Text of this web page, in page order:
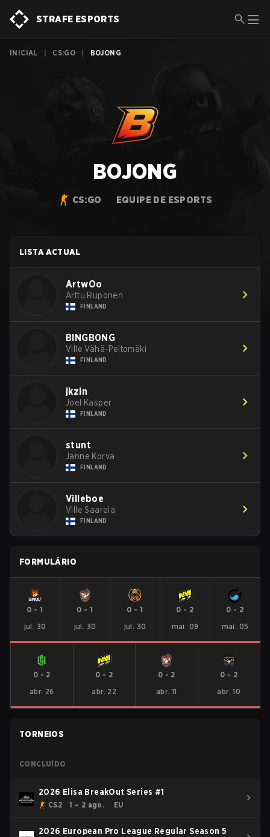
STRAFE ESPORTS
INICIAL CS:GO BOJONG
BOJONG
CS:GO EQUIPE DE ESPORTS
LISTA ACTUAL
ArtwOo
Arttu Ruponen
FINLAND
BlNGB0NG
Ville Vähä-Peltomäki
FINLAND
jkzin
Joel Kasper
FINLAND
stunt
Janne Korva
FINLAND
Villeboe
Ville Saarela
FINLAND
FORMULÁRIO
0 -1
jul. 30
0 -1
jul. 30
0 -1
jul. 30
0 - 2
mai. 09
0 - 2
mai. 05
0 - 2
abr. 26
0 - 2
abr. 22
0 - 2
abr. 11
0 - 2
abr. 10
TORNEIOS
CONCLUÍDO
2026 Elisa BreakOut Series #1
CS2 1 – 2 ago. EU
2026 European Pro League Regular Season 5